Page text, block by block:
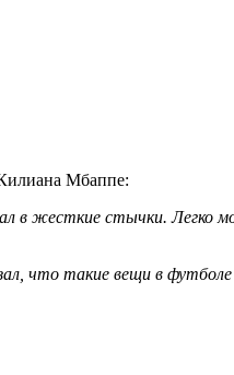
Мбаппе:
в жесткие стычки. Легко
что такие вещи в